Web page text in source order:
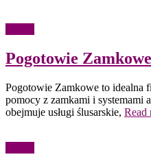
Pogotowie Zamkowe
Pogotowie Zamkowe to idealna
pomocy z zamkami i systemami
obejmuje usługi ślusarskie, Read